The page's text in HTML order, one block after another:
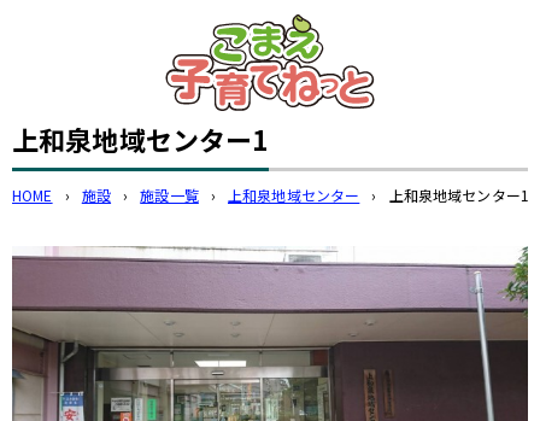
このページの本文へ
上和泉地域センター1
HOME › 施設 › 施設一覧 › 上和泉地域センター › 上和泉地域センター1